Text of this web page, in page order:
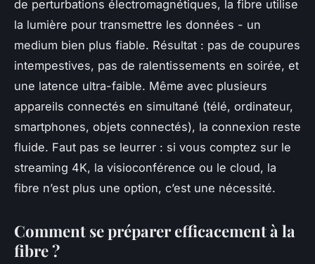
de perturbations électromagnétiques, la fibre utilise
la lumière pour transmettre les données - un
medium bien plus fiable. Résultat : pas de coupures
intempestives, pas de ralentissements en soirée, et
une latence ultra-faible. Même avec plusieurs
appareils connectés en simultané (télé, ordinateur,
smartphones, objets connectés), la connexion reste
fluide. Faut pas se leurrer : si vous comptez sur le
streaming 4K, la visioconférence ou le cloud, la
fibre n’est plus une option, c’est une nécessité.
Comment se préparer efficacement à la
fibre ?